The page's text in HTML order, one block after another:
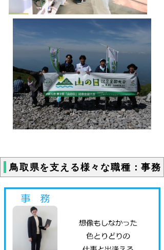
鳥取県を支える様々な職種：事務